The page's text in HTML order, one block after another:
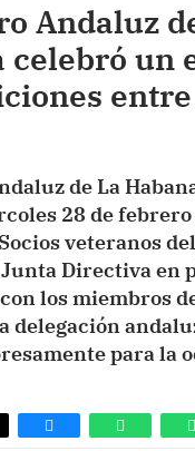
Andaluz
celebró un
de La
28 de febrero
veteranos
Directiva en
los miembros
delegación
para la